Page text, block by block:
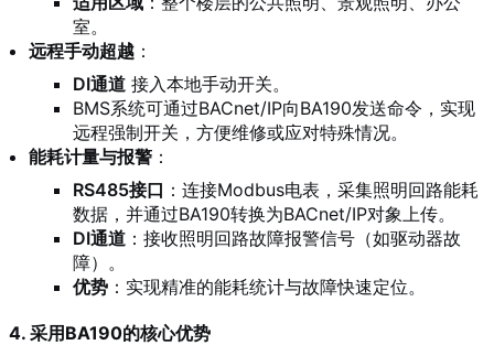
室。
远程手动超越 ：
DI通道 接入本地手动开关。
BMS系统可通过BACnet/IP向BA190发送命令，实现
远程强制开关，方便维修或应对特殊情况。
能耗计量与报警 ：
RS485接口 ：连接Modbus电表，采集照明回路能耗
数据，并通过BA190转换为BACnet/IP对象上传。
DI通道 ：接收照明回路故障报警信号（如驱动器故
障）。
优势 ：实现精准的能耗统计与故障快速定位。
4. 采用BA190的核心优势